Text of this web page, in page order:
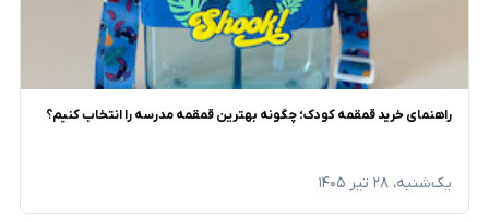
راهنمای خرید قمقمه کودک؛ چگونه بهترین قمقمه مدرسه را انتخاب کنیم؟
یک‌شنبه، ۲۸ تیر ۱۴۰۵